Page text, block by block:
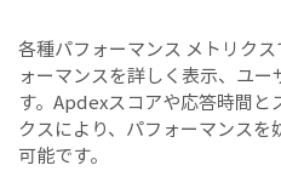
各種パフォーマンス メトリク
ォーマンスを詳しく表示、ユ
す。Apdexスコアや応答時間と
クスにより、パフォーマンス
可能です。